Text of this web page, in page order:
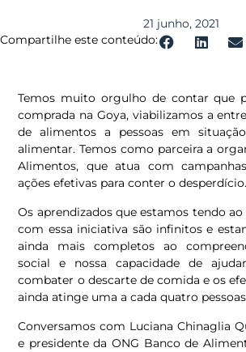
21 junho, 2021
Compartilhe este conteúdo:
Temos muito orgulho de contar que
comprada na Goya, viabilizamos a
de alimentos a pessoas em
alimentar. Temos como parceira a
Alimentos, que atua com
ações efetivas para conter o desperdício.
Os aprendizados que estamos tendo
com essa iniciativa são infinitos e
ainda mais completos ao
social e nossa capacidade de
combater o descarte de comida e os
ainda atinge uma a cada quatro
Conversamos com Luciana Chinaglia
e presidente da ONG Banco de